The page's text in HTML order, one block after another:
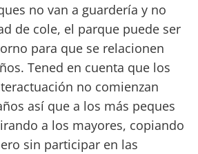
no van a guardería y no
de cole, el parque puede ser
para que se relacionen
Tened en cuenta que los
no comienzan
así que a los más peques
a los mayores, copiando
sin participar en las